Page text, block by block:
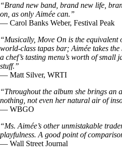
“Brand new band, brand new life,
on, as only Aimée can.”
— Carol Banks Weber, Festival Peak
“Musically, Move On is the
world-class tapas bar; Aimée takes
a chef’s tasting menu’s worth of small
stuff.”
— Matt Silver, WRTI
“Throughout the album she brings an
nothing, not even her natural air of
— WBGO
“Ms. Aimée’s other unmistakable
playfulness. A good point of
— Wall Street Journal